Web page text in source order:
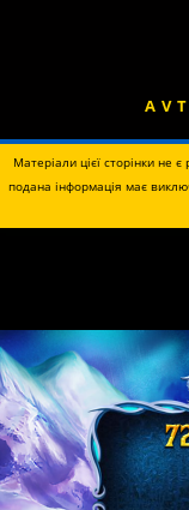
Матеріали цієї сторінки не
подана інформація має